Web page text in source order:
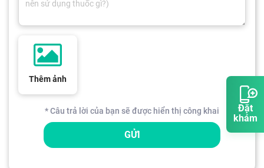
Đặt
khám
Thêm ảnh
* Câu trả lời của bạn sẽ được hiển thị công khai
GỬI